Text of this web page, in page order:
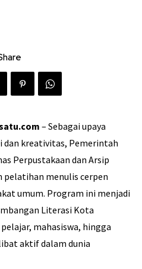
– Sebagai upaya
dan kreativitas, Pemerintah
Perpustakaan dan Arsip
pelatihan menulis cerpen
umum. Program ini menjadi
Literasi Kota
mahasiswa, hingga
aktif dalam dunia